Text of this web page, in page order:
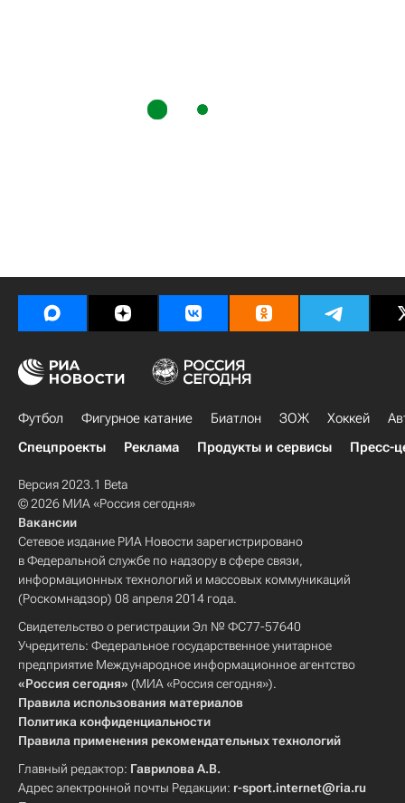
Футбол Фигурное катание Биатлон ЗОЖ Хоккей
Спецпроекты
Реклама Продукты и сервисы Пресс-
Версия 2023.1 Beta
© 2026 МИА «Россия сегодня»
Вакансии
Сетевое издание РИА Новости зарегистрировано
в Федеральной службе по надзору в сфере связи,
информационных технологий и массовых коммуникаций
(Роскомнадзор) 08 апреля 2014 года.
Свидетельство о регистрации Эл № ФС77-57640
Учредитель: Федеральное государственное унитарное
предприятие Международное информационное агентство
«Россия сегодня» (МИА «Россия сегодня»).
Правила использования материалов
Политика конфиденциальности
Правила применения рекомендательных технологий
Главный редактор: Гаврилова А.В.
Адрес электронной почты Редакции: r-sport.internet@ria.ru